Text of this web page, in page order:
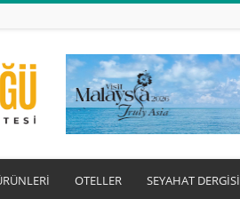
OTELLER SEYAHAT DERGİSİ